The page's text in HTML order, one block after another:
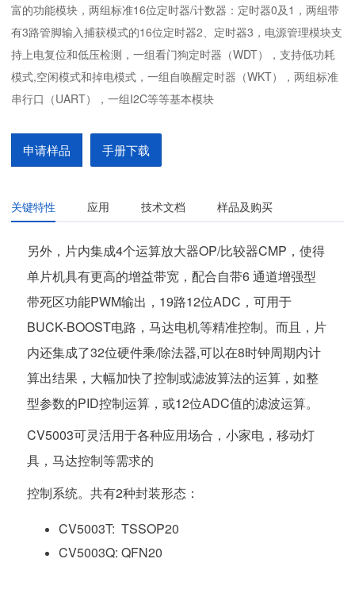
富的功能模块，两组标准16位定时器/计数器：定时器0及1，两组带
有3路管脚输入捕获模式的16位定时器2、定时器3，电源管理模块支
持上电复位和低压检测，一组看门狗定时器（WDT），支持低功耗
模式,空闲模式和掉电模式，一组自唤醒定时器（WKT），两组标准
串行口（UART），一组I2C等等基本模块
申请样品 手册下载
关键特性 应用 技术文档 样品及购买
另外，片内集成4个运算放大器OP/比较器CMP，使得
单片机具有更高的增益带宽，配合自带6 通道增强型
带死区功能PWM输出，19路12位ADC，可用于
BUCK-BOOST电路，马达电机等精准控制。而且，片
内还集成了32位硬件乘/除法器,可以在8时钟周期内计
算出结果，大幅加快了控制或滤波算法的运算，如整
型参数的PID控制运算，或12位ADC值的滤波运算。
CV5003可灵活用于各种应用场合，小家电，移动灯
具，马达控制等需求的
控制系统。共有2种封装形态：
CV5003T: TSSOP20
CV5003Q: QFN20